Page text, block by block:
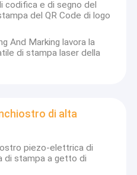
codifica e di segno del
del QR Code di logo
And Marking lavora la
di stampa laser della
di alta
piezo-elettrica di
di stampa a getto di